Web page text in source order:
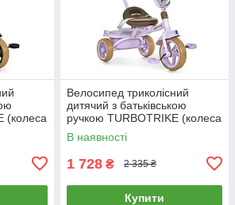
(колеса
Велосипед триколісний
дитячий з батьківською
ручкою TURBOTRIKE (колеса
EVA, музика, світло) MT
1037-1 Lilac Бузковий
В наявності
1 728 ₴ 2 335 ₴
Купити